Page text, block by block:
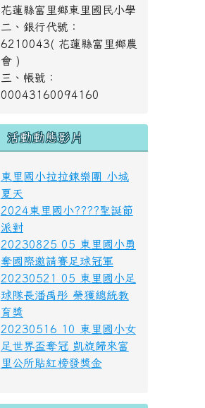
花蓮縣富里鄉東里國民小學
二、銀行代號：
6210043( 花蓮縣富里鄉農
會 )
三、帳號：
00043160094160
活動動態影片
東里國小拉拉鍊樂團 小城
夏天
2024東里國小????聖誕節
派對
20230825 05 東里國小勇
奪國際邀請賽足球冠軍
20230521 05 東里國小足
球隊長潘禹彤 榮獲總統教
育獎
20230516 10 東里國小女
足世界盃奪冠 凱旋歸來富
里公所貼紅榜發獎金